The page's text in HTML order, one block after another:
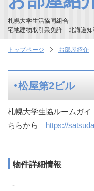
札幌大学生活協同組合
宅地建物取引業免許 北海道
トップページ お部屋紹介
・松屋第2ビル
札幌大学生協ルームガイ
ちらから https://
物件詳細情報
-